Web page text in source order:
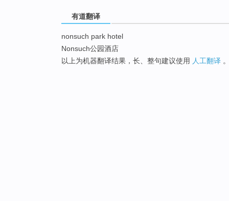
有道翻译
nonsuch park hotel
Nonsuch公园酒店
以上为机器翻译结果，长、整句建议使用 人工翻译